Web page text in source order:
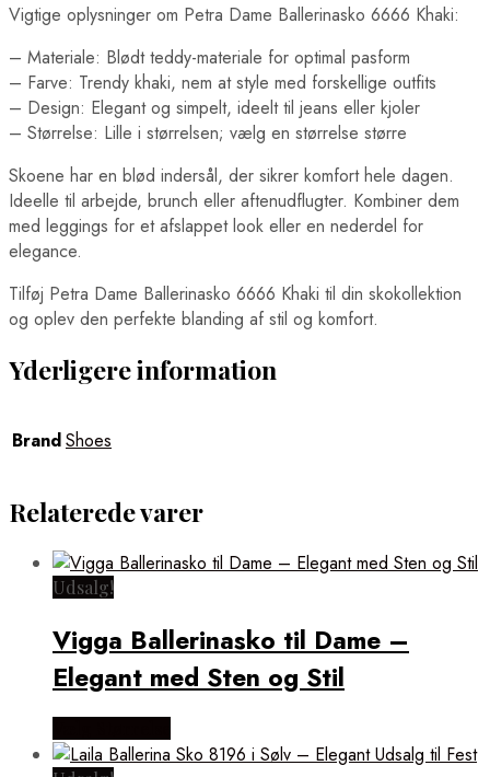
Vigtige oplysninger om Petra Dame Ballerinasko 6666 Khaki:
– Materiale: Blødt teddy-materiale for optimal pasform
– Farve: Trendy khaki, nem at style med forskellige outfits
– Design: Elegant og simpelt, ideelt til jeans eller kjoler
– Størrelse: Lille i størrelsen; vælg en størrelse større
Skoene har en blød indersål, der sikrer komfort hele dagen.
Ideelle til arbejde, brunch eller aftenudflugter. Kombiner dem
med leggings for et afslappet look eller en nederdel for
elegance.
Tilføj Petra Dame Ballerinasko 6666 Khaki til din skokollektion
og oplev den perfekte blanding af stil og komfort.
Yderligere information
BrandShoes
Relaterede varer
Udsalg!
Vigga Ballerinasko til Dame –
Elegant med Sten og Stil